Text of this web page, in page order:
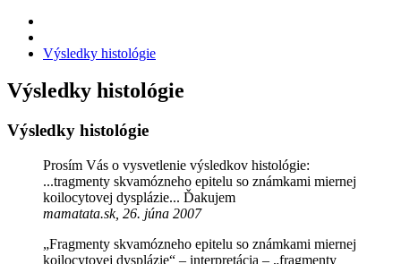
Výsledky histológie
Výsledky histológie
Výsledky histológie
Prosím Vás o vysvetlenie výsledkov histológie:
...tragmenty skvamózneho epitelu so známkami miernej
koilocytovej dysplázie... Ďakujem
mamatata.sk, 26. júna 2007
„Fragmenty skvamózneho epitelu so známkami miernej
koilocytovej dysplázie“ – interpretácia – „fragmenty